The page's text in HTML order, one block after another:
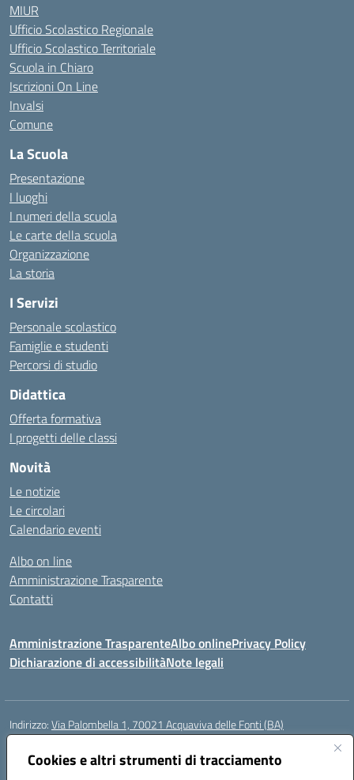
Cookies e altri strumenti di tracciamento
MIUR
Ufficio Scolastico Regionale
Ufficio Scolastico Territoriale
Scuola in Chiaro
Iscrizioni On Line
Invalsi
Comune
La Scuola
Presentazione
I luoghi
I numeri della scuola
Le carte della scuola
Organizzazione
La storia
I Servizi
Personale scolastico
Famiglie e studenti
Percorsi di studio
Didattica
Offerta formativa
I progetti delle classi
Novità
Le notizie
Le circolari
Calendario eventi
Albo on line
Amministrazione Trasparente
Contatti
Amministrazione TrasparenteAlbo onlinePrivacy Policy
Dichiarazione di accessibilitàNote legali
Indirizzo:Via Palombella 1, 70021 Acquaviva delle Fonti (BA)
Centralino:
Posta elettronica certificata (PEC):baic89400e@pec.istruzione.it